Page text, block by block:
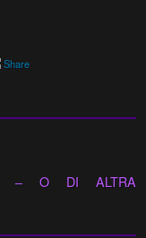
Share
– O DI ALTRA